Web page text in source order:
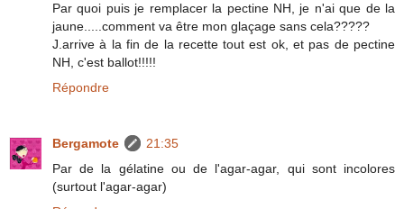
Par quoi puis je remplacer la pectine NH, je n'ai que de la
jaune.....comment va être mon glaçage sans cela?????
J.arrive à la fin de la recette tout est ok, et pas de pectine
NH, c'est ballot!!!!!
Répondre
Bergamote
21:35
Par de la gélatine ou de l'agar-agar, qui sont incolores
(surtout l'agar-agar)